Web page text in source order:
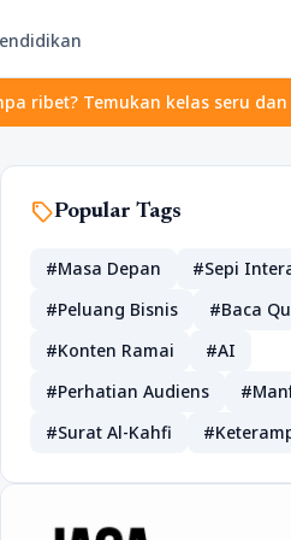
kelas seru dan materi
sellPopular Tags
#Masa Depan
#Sepi
#Peluang Bisnis
#Baca
#Konten Ramai
#AI
#Perhatian Audiens
#Surat Al-Kahfi